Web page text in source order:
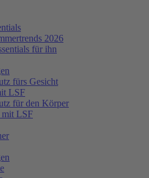
2026
für ihn
fürs Gesicht
LSF
für den Körper
mit LSF